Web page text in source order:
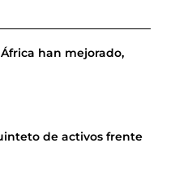
han mejorado,
de activos frente